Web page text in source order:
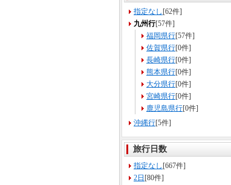
指定なし [62件]
九州行[57件]
福岡県行[57件]
佐賀県行[0件]
長崎県行[0件]
熊本県行[0件]
大分県行[0件]
宮崎県行[0件]
鹿児島県行[0件]
沖縄行[5件]
旅行日数
指定なし [667件]
2日 [80件]